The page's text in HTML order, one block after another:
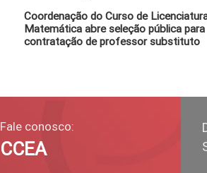
Coordenação do Curso de
Matemática abre seleção pública para
contratação de professor substituto
Fale conosco:
CCEA